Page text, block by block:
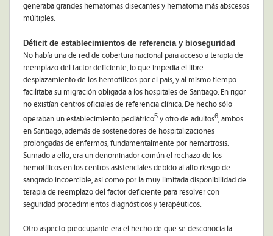
generaba grandes hematomas disecantes y hematoma más abscesos
múltiples.
Déficit de establecimientos de referencia y bioseguridad
No había una de red de cobertura nacional para acceso a terapia de
reemplazo del factor deficiente, lo que impedía el libre
desplazamiento de los hemofílicos por el país, y al mismo tiempo
facilitaba su migración obligada a los hospitales de Santiago. En rigor
no existían centros oficiales de referencia clínica. De hecho sólo
operaban un establecimiento pediátrico5 y otro de adultos6, ambos
en Santiago, además de sostenedores de hospitalizaciones
prolongadas de enfermos, fundamentalmente por hemartrosis.
Sumado a ello, era un denominador común el rechazo de los
hemofílicos en los centros asistenciales debido al alto riesgo de
sangrado incoercible, así como por la muy limitada disponibilidad de
terapia de reemplazo del factor deficiente para resolver con
seguridad procedimientos diagnósticos y terapéuticos.
Otro aspecto preocupante era el hecho de que se desconocía la